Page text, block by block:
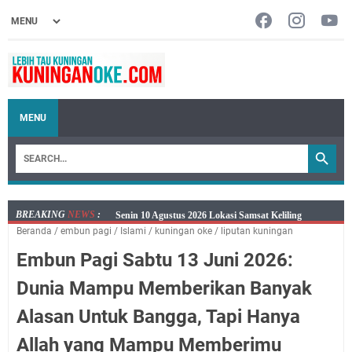
MENU
BREAKING NEWS :
Agenda Kegiatan Bupati dan Sekda Minggu 9 Agustus
2026 Hanya Satu, Wabup Kuningan Tiga Acara
Samsat Keliling Kuningan Minggu 9 Agustus 2026
Kuningan Sabtu 8 Agustus 2026
Sabtu 8 Agustus 2026 Layanan Mobil Samsat Keliling
Beranda / embun pagi / Islami / kuningan oke / liputan kuningan
Embun Pagi Sabtu 13 Juni 2026:
Dunia Mampu Memberikan Banyak
Alasan Untuk Bangga, Tapi Hanya
Allah yang Mampu Memberimu